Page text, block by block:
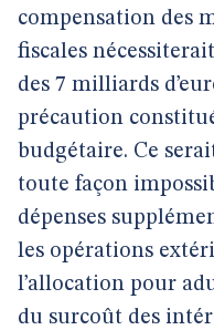
compensation des
fiscales
des 7 milliards
précaution
budgétaire. Ce
toute façon
dépenses
les opérations
l’allocation pour
du surcoût des